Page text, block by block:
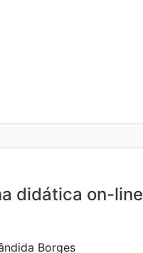
didática on-line
Borges